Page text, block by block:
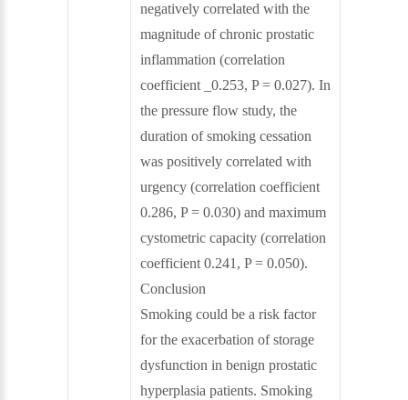
negatively correlated with the
magnitude of chronic prostatic
inflammation (correlation
coefficient _0.253, P = 0.027). In
the pressure flow study, the
duration of smoking cessation
was positively correlated with
urgency (correlation coefficient
0.286, P = 0.030) and maximum
cystometric capacity (correlation
coefficient 0.241, P = 0.050).
Conclusion
Smoking could be a risk factor
for the exacerbation of storage
dysfunction in benign prostatic
hyperplasia patients. Smoking